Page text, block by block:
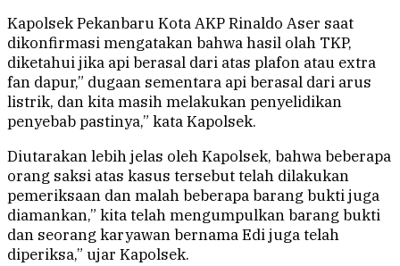
Kapolsek Pekanbaru Kota AKP Rinaldo Aser saat
dikonfirmasi mengatakan bahwa hasil olah TKP,
diketahui jika api berasal dari atas plafon atau extra
fan dapur,” dugaan sementara api berasal dari arus
listrik, dan kita masih melakukan penyelidikan
penyebab pastinya,” kata Kapolsek.
Diutarakan lebih jelas oleh Kapolsek, bahwa beberapa
orang saksi atas kasus tersebut telah dilakukan
pemeriksaan dan malah beberapa barang bukti juga
diamankan,” kita telah mengumpulkan barang bukti
dan seorang karyawan bernama Edi juga telah
diperiksa,” ujar Kapolsek.